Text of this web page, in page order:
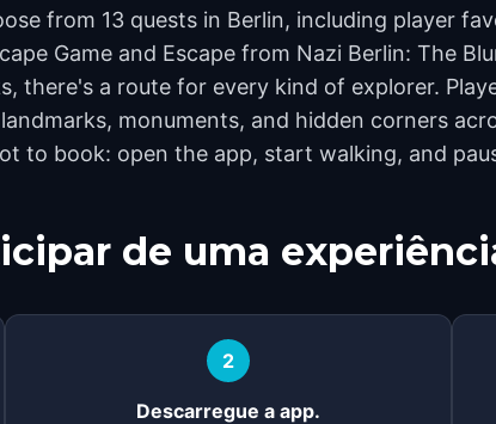
from 13 quests in Berlin, including player
Game and Escape from Nazi Berlin: The
there's a route for every kind of explorer.
monuments, and hidden corners
to book: open the app, start walking, and
de uma
2
Descarregue a app.